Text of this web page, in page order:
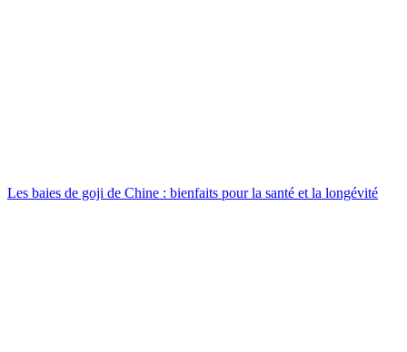
Les baies de goji de Chine : bienfaits pour la santé et la longévité